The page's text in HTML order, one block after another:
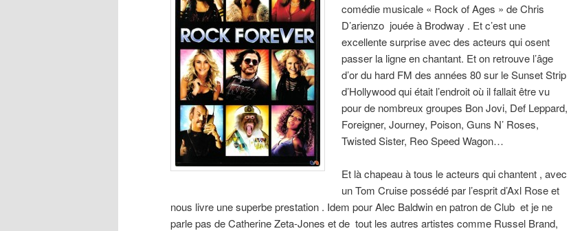
comédie musicale « Rock of Ages » de Chris
D’arienzo jouée à Brodway . Et c’est une
excellente surprise avec des acteurs qui osent
passer la ligne en chantant. Et on retrouve l’âge
d’or du hard FM des années 80 sur le Sunset Strip
d’Hollywood qui était l’endroit où il fallait être vu
pour de nombreux groupes Bon Jovi, Def Leppard,
Foreigner, Journey, Poison, Guns N’ Roses,
Twisted Sister, Reo Speed Wagon…
Et là chapeau à tous le acteurs qui chantent , avec
un Tom Cruise possédé par l’esprit d’Axl Rose et
nous livre une superbe prestation . Idem pour Alec Baldwin en patron de Club et je ne
parle pas de Catherine Zeta-Jones et de tout les autres artistes comme Russel Brand,